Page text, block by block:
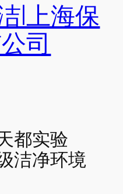
|上海保
司
都实验
洁净环境